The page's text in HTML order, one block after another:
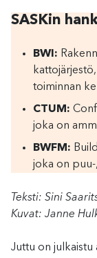
SASKin
BWI:
toiminnan
CTUM:
joka on
BWFM:
joka on puu-
Teksti: Sini
Kuvat: Janne
Juttu on julkaistu